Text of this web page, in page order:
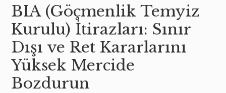
BIA (Göçmenlik Temyiz
Kurulu) İtirazları: Sınır
Dışı ve Ret Kararlarını
Yüksek Mercide
Bozdurun